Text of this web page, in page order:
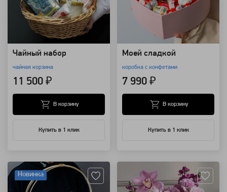
Чайный набор
чайная корзина
11 500 ₽
Купить в 1 клик
В корзину
Моей сладкой
коробка с конфетами
7 990 ₽
Купить в 1 клик
В корзину
Новинка